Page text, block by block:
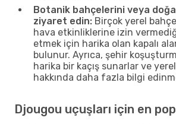
Botanik bahçelerini veya
ziyaret edin: Birçok yerel
hava etkinliklerine izin
etmek için harika olan kapalı
bulunur. Ayrıca, şehir
harika bir kaçış sunarlar ve
hakkında daha fazla bilgi
Djougou uçuşları için en